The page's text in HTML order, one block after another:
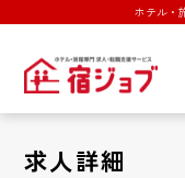
ホテル・
求人詳細